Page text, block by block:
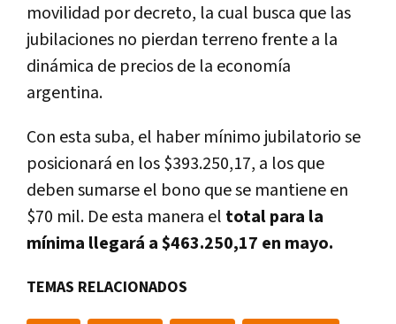
movilidad por decreto, la cual busca que las
jubilaciones no pierdan terreno frente a la
dinámica de precios de la economía
argentina.
Con esta suba, el haber mínimo jubilatorio se
posicionará en los $393.250,17, a los que
deben sumarse el bono que se mantiene en
$70 mil. De esta manera el total para la
mínima llegará a$463.250,17 en mayo.
TEMAS RELACIONADOS